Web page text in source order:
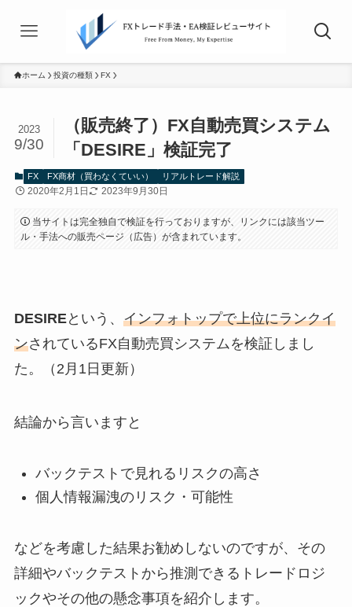
ホーム 投資の種類 FX
（販売終了）FX自動売買システム
「DESIRE」検証完了
2023
9/30
FX FX商材（買わなくていい） リアルトレード解説
2020年2月1日 2023年9月30日
当サイトは完全独自で検証を行っておりますが、リンクには該当ツー
ル・手法への販売ページ（広告）が含まれています。
DESIREという、 インフォトップで上位にランクイ
ンされているFX自動売買システムを検証しまし
た。（2月1日更新）
結論から言いますと
バックテストで見れるリスクの高さ
個人情報漏洩のリスク・可能性
などを考慮した結果お勧めしないのですが、その
詳細やバックテストから推測できるトレードロジ
ックやその他の懸念事項を紹介します。